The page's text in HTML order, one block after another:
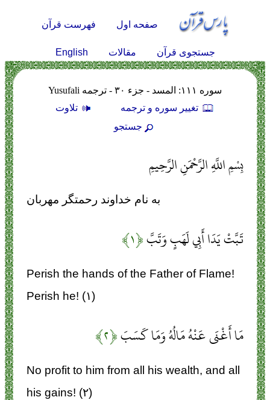
صفحه اول فهرست قرآن
جستجوی قرآن مقالات English
سوره ۱۱۱: المسد - جزء ۳۰ - ترجمه Yusufali
تغيير سوره و ترجمه
تلاوت
جستجو
بِسْمِ اللَّهِ الرَّحْمَنِ الرَّحِيمِ
به نام خداوند رحمتگر مهربان
تَبَّتْ يَدَا أَبِي لَهَبٍ وَتَبَّ﴿۱﴾
Perish the hands of the Father of Flame!
Perish he! (۱)
مَا أَغْنَى عَنْهُ مَالُهُ وَمَا كَسَبَ﴿۲﴾
No profit to him from all his wealth, and all
his gains! (۲)